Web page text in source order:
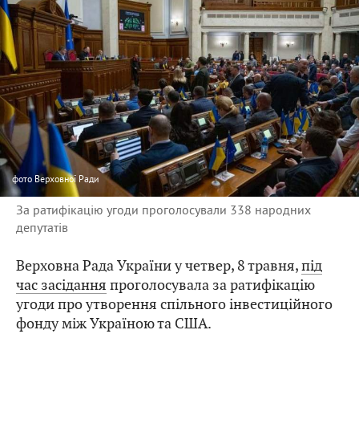
фотоВерховної Ради
За ратифікацію угоди проголосували 338 народних
депутатів
Верховна Рада України у четвер, 8 травня,під
час засідання проголосувала за ратифікацію
угоди про утворення спільного інвестиційного
фонду між Україною та США.